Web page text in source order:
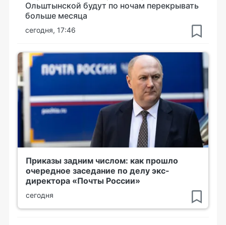
Ольштынской будут по ночам перекрывать
больше месяца
сегодня, 17:46
Приказы задним числом: как прошло
очередное заседание по делу экс-
директора «Почты России»
сегодня